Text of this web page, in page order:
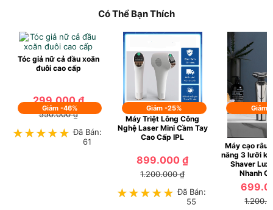
Có Thể Bạn Thích
Giảm -46%
Tóc giả nữ cả đầu xoăn
đuôi cao cấp
299.000 ₫
550.000 ₫
★★★★★
★★★★★ Đã Bán:
61
Giảm -25%
Máy Triệt Lông Công
Nghệ Laser Mini Cầm Tay
Cao Cấp IPL
899.000 ₫
1.200.000 ₫
★★★★★
★★★★★ Đã Bán:
55
Giảm
Máy cạo râu
năng 3 lưỡi
Shaver Lux
Nhanh